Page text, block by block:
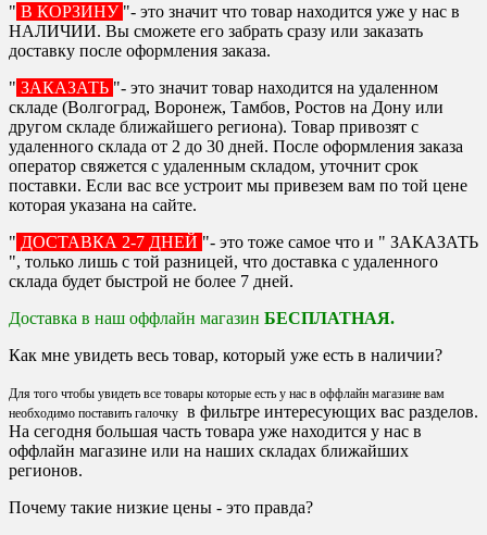
" В КОРЗИНУ "- это значит что товар находится уже у нас в
НАЛИЧИИ. Вы сможете его забрать сразу или заказать
доставку после оформления заказа.
" ЗАКАЗАТЬ "- это значит товар находится на удаленном
складе (Волгоград, Воронеж, Тамбов, Ростов на Дону или
другом складе ближайшего региона). Товар привозят с
удаленного склада от 2 до 30 дней. После оформления заказа
оператор свяжется с удаленным складом, уточнит срок
поставки. Если вас все устроит мы привезем вам по той цене
которая указана на сайте.
" ДОСТАВКА 2-7 ДНЕЙ "- это тоже самое что и " ЗАКАЗАТЬ
", только лишь с той разницей, что доставка с удаленного
склада будет быстрой не более 7 дней.
Доставка в наш оффлайн магазин БЕСПЛАТНАЯ.
Как мне увидеть весь товар, который уже есть в наличии?
Для того чтобы увидеть все товары которые есть у нас в оффлайн магазине вам
необходимо поставить галочку в фильтре интересующих вас разделов.
На сегодня большая часть товара уже находится у нас в
оффлайн магазине или на наших складах ближайших
регионов.
Почему такие низкие цены - это правда?